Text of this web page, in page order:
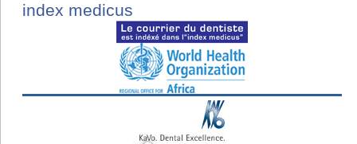
index medicus